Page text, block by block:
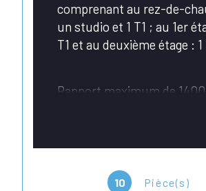
10 Pièce(s)
comprenant au rez-de-
un studio et 1 T1 ; au 1er
T1 et au deuxième étage : 1
Rapport maximum de
électricité.